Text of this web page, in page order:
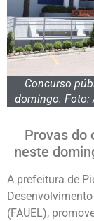
Concurso
domingo. Foto:
Provas do
neste
A prefeitura de
(FAUEL),